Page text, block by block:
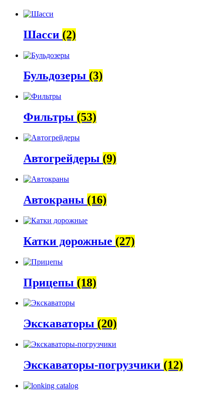
Шасси (2)
Бульдозеры (3)
Фильтры (53)
Автогрейдеры (9)
Автокраны (16)
Катки дорожные (27)
Прицепы (18)
Экскаваторы (20)
Экскаваторы-погрузчики (12)